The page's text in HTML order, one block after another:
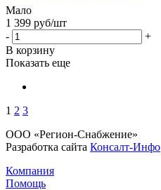
Мало
1 399 руб/шт
-
+
В корзину
Показать еще
1 2 3
ООО «Регион-Снабжение»
Разработка сайта Консалт-Инфо
Компания
Помощь